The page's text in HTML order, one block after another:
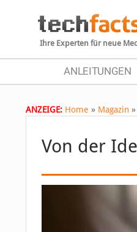
Ihre Experten für neue
ANLEITUNGEN
ANZEIGE: Home » Magazin »
Von der